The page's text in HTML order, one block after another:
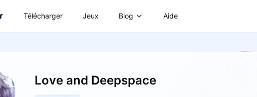
Télécharger Jeux Blog Aide
Love and Deepspace